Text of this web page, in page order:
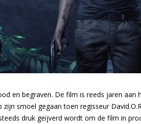
en begraven. De film is reeds jaren
smoel gegaan toen regisseur
druk geijverd wordt om de film in